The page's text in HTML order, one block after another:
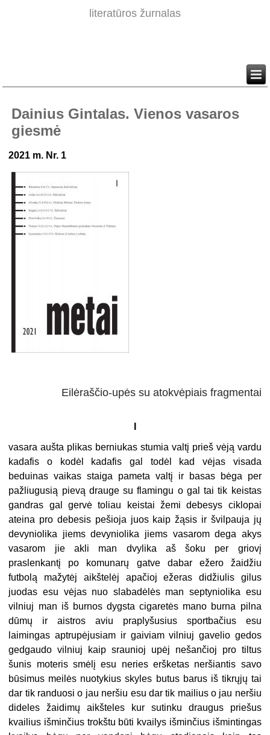
literatūros žurnalas
Dainius Gintalas. Vienos vasaros
giesmė
2021 m. Nr. 1
Eilėraščio-upės su atokvėpiais fragmentai
vasara aušta plikas berniukas stumia valtį prieš vėją vardu
kadafis o kodėl kadafis gal todėl kad vėjas visada
beduinas vaikas staiga pameta valtį ir basas bėga per
pažliugusią pievą drauge su flamingu o gal tai tik keistas
gandras gal gervė toliau keistai žemi debesys ciklopai
ateina pro debesis pešioja juos kaip žąsis ir švilpauja jų
devyniolika jiems devyniolika jiems vasarom dega akys
vasarom jie akli man dvylika aš šoku per griovį
praslenkantį po komunarų gatve dabar ežero žaidžiu
futbolą mažytėj aikštelėj apačioj ežeras didžiulis gilus
juodas esu vėjas nuo slabadėlės man septyniolika esu
vilniuj man iš burnos dygsta cigaretės mano burna pilna
dūmų ir aistros aviu praplyšusius sportbačius esu
laimingas aptrupėjusiam ir gaiviam vilniuj gavelio gedos
gedgaudo vilniuj kaip sraunioj upėj nešančioj pro tiltus
šunis moteris smėlį esu neries eršketas neršiantis savo
būsimus meilės nuotykius skyles butus barus iš tikrųjų tai
dar tik randuosi o jau neršiu esu dar tik mailius o jau neršiu
dideles žaidimų aikšteles kur sutinku draugus priešus
kvailius išminčius trokštu būti kvailys išminčius išmintingas